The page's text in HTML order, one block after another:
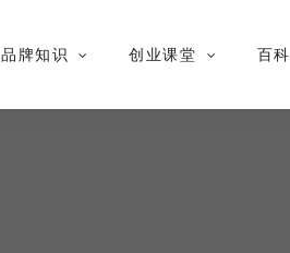
品牌知识 创业课堂 百科